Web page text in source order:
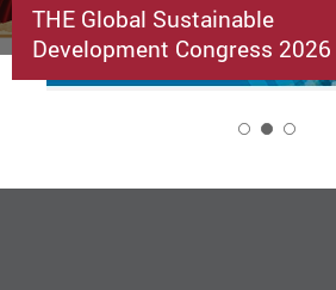
THE Global Sustainable
Development Congress 2026